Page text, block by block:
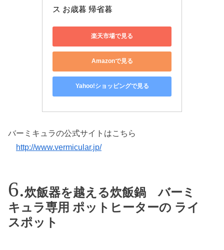
ス お歳暮 帰省暮
楽天市場で見る
Amazonで見る
Yahoo!ショッピングで見る
バーミキュラの公式サイトはこちら
http://www.vermicular.jp/
炊飯器を越える炊飯鍋 バーミ
キュラ専用 ポットヒーターの ライ
スポット